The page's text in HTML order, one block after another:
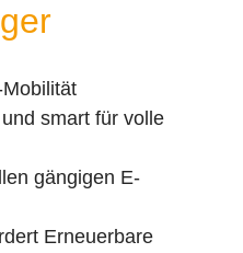
smart für volle
gängigen E-
Erneuerbare